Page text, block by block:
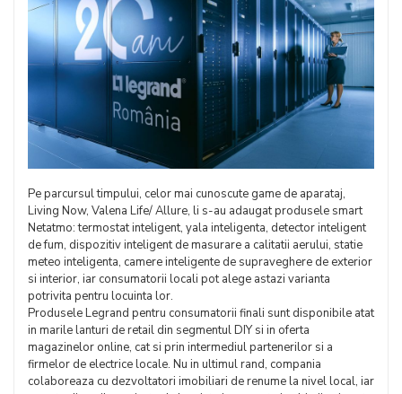
Pe parcursul timpului, celor mai cunoscute game de aparataj,
Living Now, Valena Life/ Allure, li s-au adaugat produsele smart
Netatmo: termostat inteligent, yala inteligenta, detector inteligent
de fum, dispozitiv inteligent de masurare a calitatii aerului, statie
meteo inteligenta, camere inteligente de supraveghere de exterior
si interior, iar consumatorii locali pot alege astazi varianta
potrivita pentru locuinta lor.
Produsele Legrand pentru consumatorii finali sunt disponibile atat
in marile lanturi de retail din segmentul DIY si in oferta
magazinelor online, cat si prin intermediul partenerilor si a
firmelor de electrice locale. Nu in ultimul rand, compania
colaboreaza cu dezvoltatori imobiliari de renume la nivel local, iar